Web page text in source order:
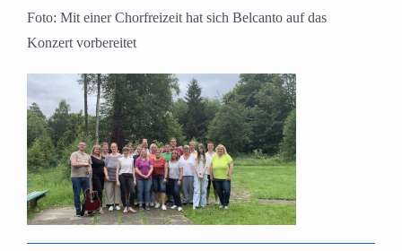
Foto: Mit einer Chorfreizeit hat sich Belcanto auf das
Konzert vorbereitet